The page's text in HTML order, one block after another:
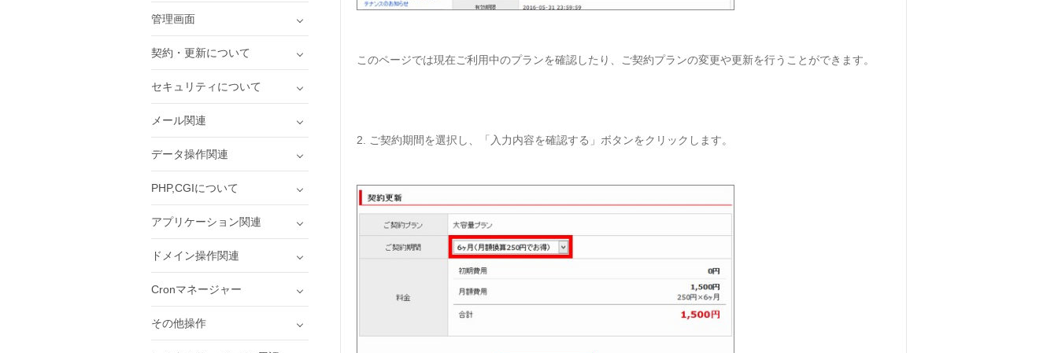
このページでは現在ご利用中のプランを確認したり、ご契約プランの変更や更新を行うことができます。
2. ご契約期間を選択し、「入力内容を確認する」ボタンをクリックします。
管理画面
契約・更新について
セキュリティについて
メール関連
データ操作関連
PHP,CGIについて
アプリケーション関連
ドメイン操作関連
Cronマネージャー
その他操作